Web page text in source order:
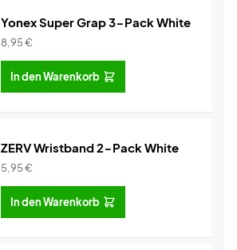
Yonex Super Grap 3-Pack White
8,95€
In den Warenkorb
ZERV Wristband 2-Pack White
5,95€
In den Warenkorb